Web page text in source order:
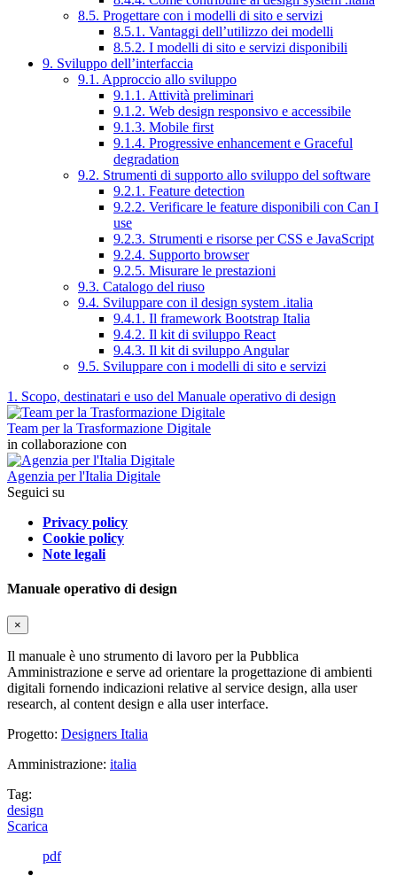
8.5. Progettare con i modelli di sito e servizi
8.5.1. Vantaggi dell’utilizzo dei modelli
8.5.2. I modelli di sito e servizi disponibili
9. Sviluppo dell’interfaccia
9.1. Approccio allo sviluppo
9.1.1. Attività preliminari
9.1.2. Web design responsivo e accessibile
9.1.3. Mobile first
9.1.4. Progressive enhancement e Graceful
degradation
9.2. Strumenti di supporto allo sviluppo del software
9.2.1. Feature detection
9.2.2. Verificare le feature disponibili con Can I
use
9.2.3. Strumenti e risorse per CSS e JavaScript
9.2.4. Supporto browser
9.2.5. Misurare le prestazioni
9.3. Catalogo del riuso
9.4. Sviluppare con il design system .italia
9.4.1. Il framework Bootstrap Italia
9.4.2. Il kit di sviluppo React
9.4.3. Il kit di sviluppo Angular
9.5. Sviluppare con i modelli di sito e servizi
1. Scopo, destinatari e uso del Manuale operativo di design
Team per la Trasformazione Digitale
in collaborazione con
Agenzia per l'Italia Digitale
Seguici su
Privacy policy
Cookie policy
Note legali
Manuale operativo di design
×
Il manuale è uno strumento di lavoro per la Pubblica
Amministrazione e serve ad orientare la progettazione di ambienti
digitali fornendo indicazioni relative al service design, alla user
research, al content design e alla user interface.
Progetto: Designers Italia
Amministrazione: italia
Tag:
design
Scarica
pdf